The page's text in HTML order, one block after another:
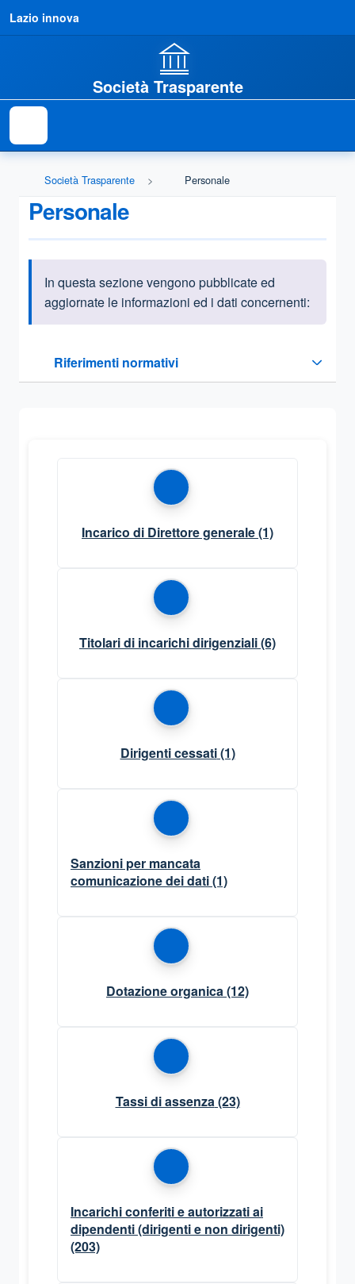
Lazio innova
Società Trasparente
Società Trasparente Personale
Personale
Informazioni introduttive
In questa sezione vengono pubblicate ed
aggiornate le informazioni ed i dati concernenti:
Riferimenti normativi
Sezione compressa
Incarico di Direttore generale(1)
Titolari di incarichi dirigenziali(6)
Dirigenti cessati(1)
Sanzioni per mancata
comunicazione dei dati(1)
Dotazione organica (12)
Tassi di assenza (23)
Incarichi conferiti e autorizzati ai
dipendenti (dirigenti e non dirigenti)
(203)